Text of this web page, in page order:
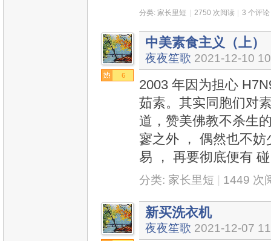
分类: 家长里短 2750 次阅读 3 个评论
6
中美素食主义（上）
夜夜笙歌 2021-12-10
2003 年因为担心
茹素。其实同胞们对
道，赞美佛教不杀生
寥之外 ， 偶然也不
易 ， 再要彻底便有
分类: 家长里短 1449 次
新买洗衣机
夜夜笙歌 2021-12-07